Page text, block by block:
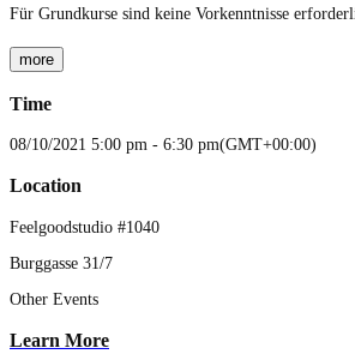
Für Grundkurse sind keine Vorkenntnisse
more
Time
08/10/2021 5:00 pm - 6:30 pm(GMT+00:00)
Location
Feelgoodstudio #1040
Burggasse 31/7
Other Events
Learn More